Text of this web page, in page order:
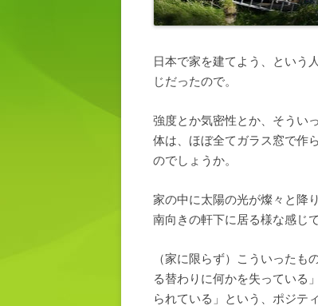
日本で家を建てよう、という
じだったので。
強度とか気密性とか、そうい
体は、ほぼ全てガラス窓で作
のでしょうか。
家の中に太陽の光が燦々と降
南向きの軒下に居る様な感じ
（家に限らず）こういった
る替わりに何かを失っている
られている」という、ポジテ